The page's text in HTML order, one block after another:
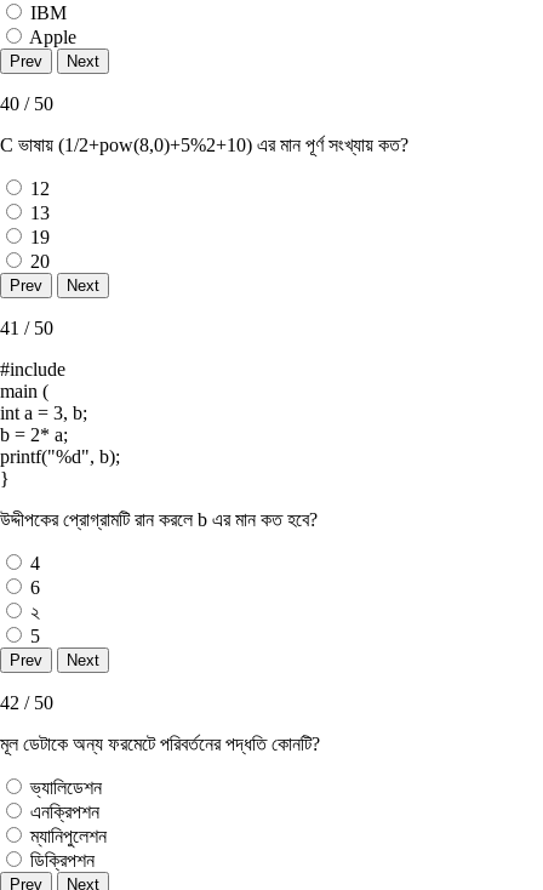
IBM
Apple
40 / 50
C ভাষায় (1/2+pow(8,0)+5%2+10) এর মান পূর্ণ সংখ্যায় কত?
12
13
19
20
41 / 50
#include
main (
int a = 3, b;
b = 2* a;
printf("%d", b);
}
উদ্দীপকের প্রােগ্রামটি রান করলে b এর মান কত হবে?
4
6
২
5
42 / 50
মূল ডেটাকে অন্য ফরমেটে পরিবর্তনের পদ্ধতি কোনটি?
ভ্যালিডেশন
এনক্রিপশন
ম্যানিপুলেশন
ডিক্রিপশন